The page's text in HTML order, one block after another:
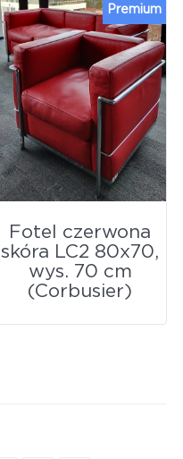
Premium
Fotel czerwona
skóra LC2 80x70,
wys. 70 cm
(Corbusier)